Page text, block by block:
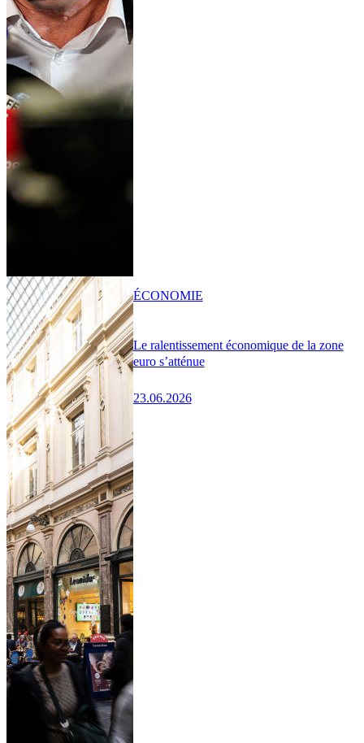
Le ralentissement économique de la zone
euro s’atténue
23.06.2026
ÉCONOMIE